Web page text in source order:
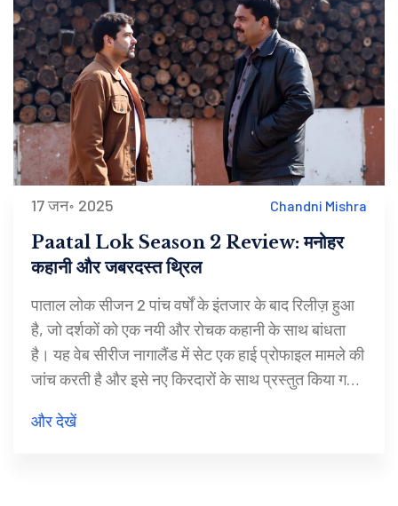
17 जन॰ 2025 Chandni Mishra
Paatal Lok Season 2 Review: मनोहर
कहानी और जबरदस्त थ्रिल
पाताल लोक सीजन 2 पांच वर्षों के इंतजार के बाद रिलीज़ हुआ
है, जो दर्शकों को एक नयी और रोचक कहानी के साथ बांधता
है। यह वेब सीरीज नागालैंड में सेट एक हाई प्रोफाइल मामले की
जांच करती है और इसे नए किरदारों के साथ प्रस्तुत किया गया
कुछ चौंका देने वाले मोड़ हैं। जयदीप अहलावत का अभिनय
और देखें